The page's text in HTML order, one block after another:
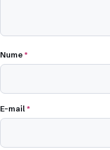
Nume*
E-mail*